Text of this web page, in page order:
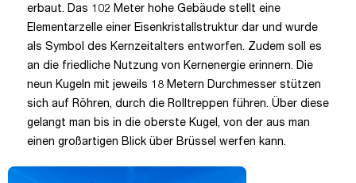
erbaut. Das 102 Meter hohe Gebäude stellt eine
Elementarzelle einer Eisenkristallstruktur dar und wurde
als Symbol des Kernzeitalters entworfen. Zudem soll es
an die friedliche Nutzung von Kernenergie erinnern. Die
neun Kugeln mit jeweils 18 Metern Durchmesser stützen
sich auf Röhren, durch die Rolltreppen führen. Über diese
gelangt man bis in die oberste Kugel, von der aus man
einen großartigen Blick über Brüssel werfen kann.